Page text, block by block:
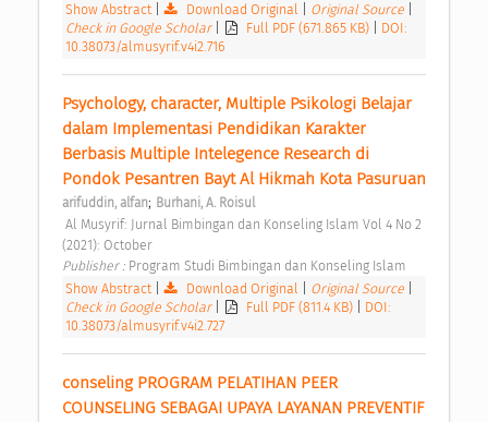
Show Abstract| Download Original Original Source
Check in Google Scholar
Full PDF (671.865 KB)
DOI:
10.38073/almusyrif.v4i2.716
Psychology, character, Multiple Psikologi Belajar
dalam Implementasi Pendidikan Karakter
Berbasis Multiple Intelegence Research di
arifuddin, alfan; Burhani, A. Roisul
(2021): October
Publisher : Program Studi Bimbingan dan Konseling Islam
Show Abstract| Download Original Original Source
Check in Google Scholar
Full PDF (811.4 KB)
DOI:
10.38073/almusyrif.v4i2.727
conseling PROGRAM PELATIHAN PEER
COUNSELING SEBAGAI UPAYA LAYANAN PREVENTIF